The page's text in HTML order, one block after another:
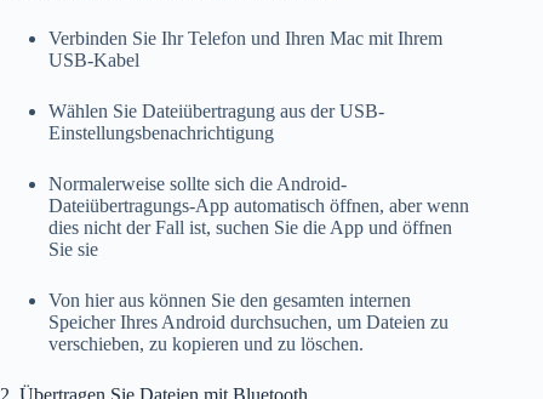
Verbinden Sie Ihr Telefon und Ihren Mac mit Ihrem
USB-Kabel
Wählen Sie Dateiübertragung aus der USB-
Einstellungsbenachrichtigung
Normalerweise sollte sich die Android-
Dateiübertragungs-App automatisch öffnen, aber wenn
dies nicht der Fall ist, suchen Sie die App und öffnen
Sie sie
Von hier aus können Sie den gesamten internen
Speicher Ihres Android durchsuchen, um Dateien zu
verschieben, zu kopieren und zu löschen.
2. Übertragen Sie Dateien mit Bluetooth